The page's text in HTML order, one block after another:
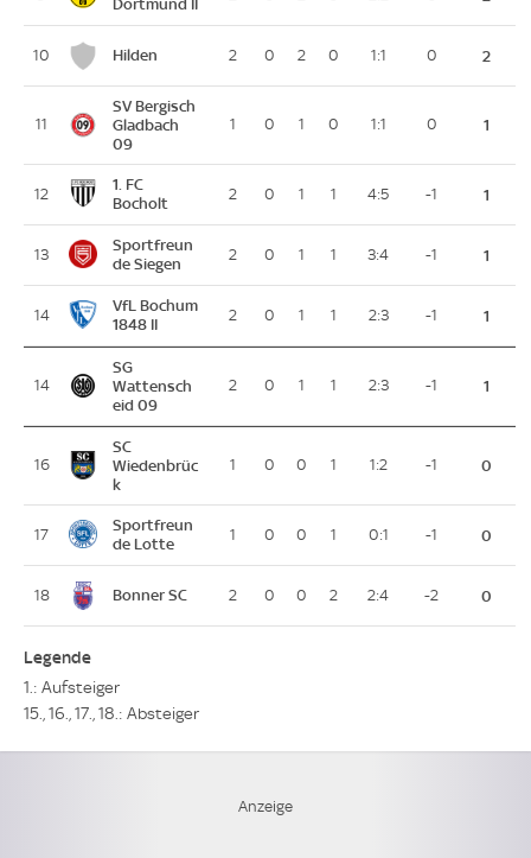
10 Hilden 2 0 2 0 1:1 0 2
11
SV Bergisch
Gladbach
09
1 0 1 0 1:1 0 1
12
1. FC
Bocholt
2 0 1 1 4:5 -1 1
13
Sportfreun
de Siegen
2 0 1 1 3:4 -1 1
14
VfL Bochum
1848 II
2 0 1 1 2:3 -1 1
14
SG
Wattensch
eid 09
2 0 1 1 2:3 -1 1
16
SC
Wiedenbrüc
k
1 0 0 1 1:2 -1 0
17
Sportfreun
de Lotte
1 0 0 1 0:1 -1 0
18 Bonner SC 2 0 0 2 2:4 -2 0
Legende
1.: Aufsteiger
15., 16., 17., 18.: Absteiger